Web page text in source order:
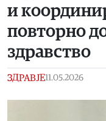
и
повторно
здравство
ЗДРАВЈЕ11.05.2026